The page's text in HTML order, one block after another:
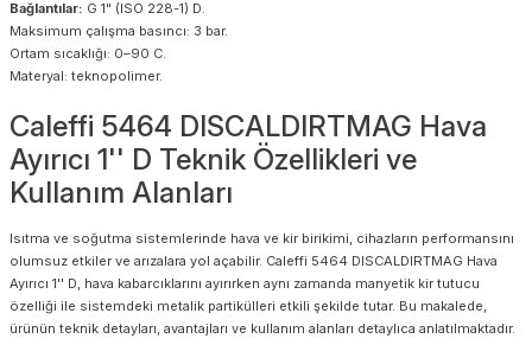
Bağlantılar: G 1" (ISO 228-1) D.
Maksimum çalışma basıncı: 3 bar.
Ortam sıcaklığı: 0–90 C.
Materyal: teknopolimer.
Caleffi 5464 DISCALDIRTMAG Hava
Ayırıcı 1'' D Teknik Özellikleri ve
Kullanım Alanları
Isıtma ve soğutma sistemlerinde hava ve kir birikimi, cihazların performansını
olumsuz etkiler ve arızalara yol açabilir. Caleffi 5464 DISCALDIRTMAG Hava
Ayırıcı 1'' D, hava kabarcıklarını ayırırken aynı zamanda manyetik kir tutucu
özelliği ile sistemdeki metalik partikülleri etkili şekilde tutar. Bu makalede,
ürünün teknik detayları, avantajları ve kullanım alanları detaylıca anlatılmaktadır.